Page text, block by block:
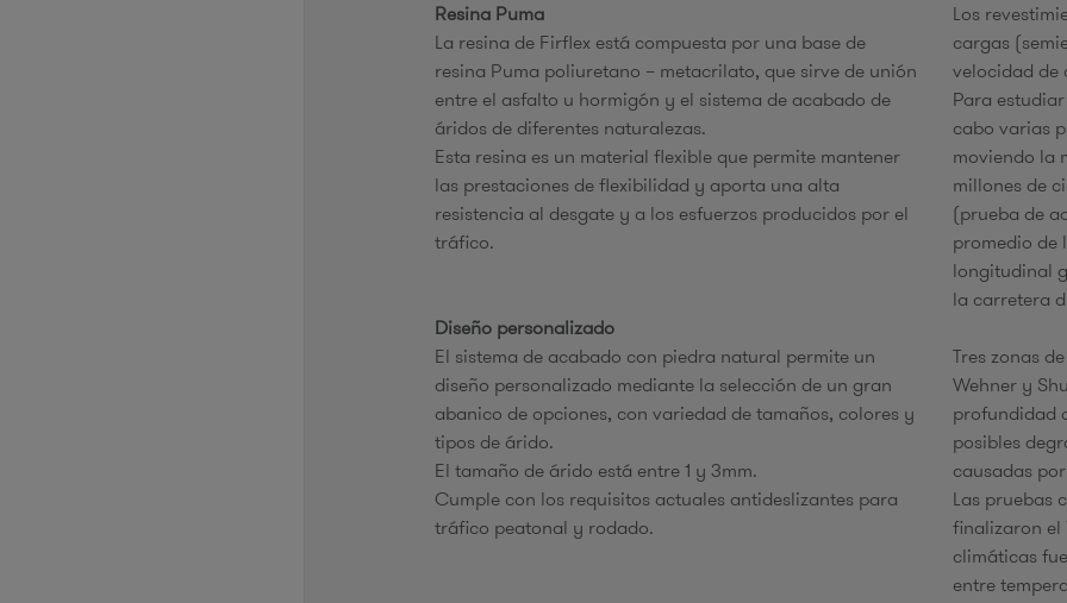
b
ú
s
u
e
d
Resina Puma
La resina de Firflex está compuesta por una base de
resina Puma poliuretano – metacrilato, que sirve de unión
entre el asfalto u hormigón y el sistema de acabado de
áridos de diferentes naturalezas.
Esta resina es un material flexible que permite mantener
las prestaciones de flexibilidad y aporta una alta
resistencia al desgate y a los esfuerzos producidos por el
tráfico.
Diseño personalizado
El sistema de acabado con piedra natural permite un
diseño personalizado mediante la selección de un gran
abanico de opciones, con variedad de tamaños, colores y
tipos de árido.
El tamaño de árido está entre 1 y 3mm.
Cumple con los requisitos actuales antideslizantes para
tráfico peatonal y rodado.
Los
cargas
velocidad de
Para
cabo varias
moviendo la
millones de
(prueba de
promedio de
longitudinal
la carretera
Tres zonas
Wehner y
profundidad
posibles
causadas
Las pruebas
finalizaron el
climáticas
entre